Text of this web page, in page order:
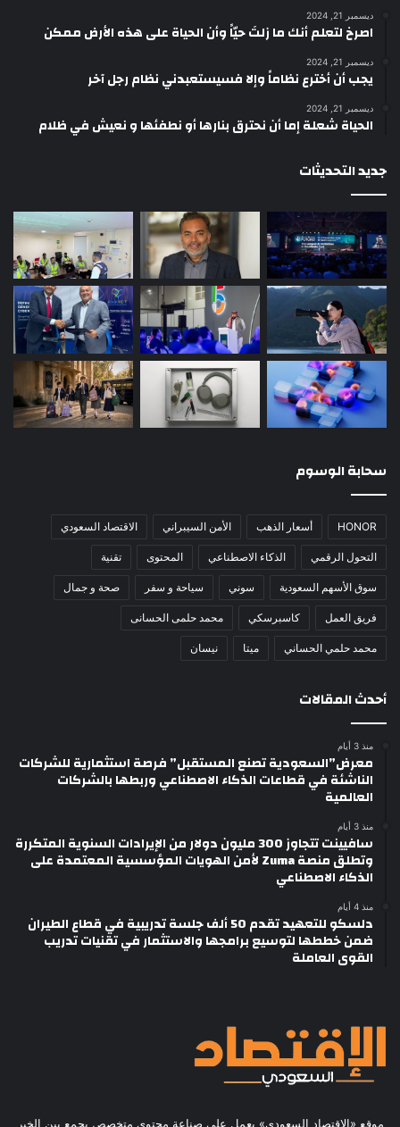
ديسمبر 21, 2024
‫اصرخ لتعلم أنك ما زلتَ حيّاً وأن الحياة على هذه الأرض ممكن
ديسمبر 21, 2024
يجب أن أخترع نظاماً وإلا فسيستعبدني نظام رجل آخر
ديسمبر 21, 2024
الحياة شعلة إما أن نحترق بنارها أو نطفئها و نعيش في ظلام
جديد التحديثات
سحابة الوسوم
HONOR أسعار الذهب الأمن السيبراني الاقتصاد السعودي
التحول الرقمي الذكاء الاصطناعي المحتوى تقنية
سوق الأسهم السعودية سوني سياحة و سفر صحة و جمال
فريق العمل كاسبرسكي محمد حلمى الحسانى
محمد حلمي الحساني ميتا نيسان
أحدث المقالات
منذ 3 أيام
معرض”السعودية تصنع المستقبل” فرصة استثمارية للشركات
الناشئة في قطاعات الذكاء الاصطناعي وربطها بالشركات
العالمية
منذ 3 أيام
سافيينت تتجاوز 300 مليون دولار من الإيرادات السنوية المتكررة
وتطلق منصة Zuma لأمن الهويات المؤسسية المعتمدة على
الذكاء الاصطناعي
منذ 4 أيام
دلسكو للتعهيد تقدم 50 ألف جلسة تدريبية في قطاع الطيران
ضمن خططها لتوسيع برامجها والاستثمار في تقنيات تدريب
القوى العاملة
موقع «الاقتصاد السعودي» يعمل على صناعة محتوى متخصص يجمع بين الخبر